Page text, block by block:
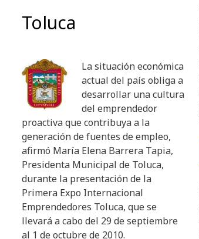
Toluca
La situación económica
actual del país obliga a
desarrollar una cultura
del emprendedor
proactiva que contribuya a la
generación de fuentes de empleo,
afirmó María Elena Barrera Tapia,
Presidenta Municipal de Toluca,
durante la presentación de la
Primera Expo Internacional
Emprendedores Toluca, que se
llevará a cabo del 29 de septiembre
al 1 de octubre de 2010.